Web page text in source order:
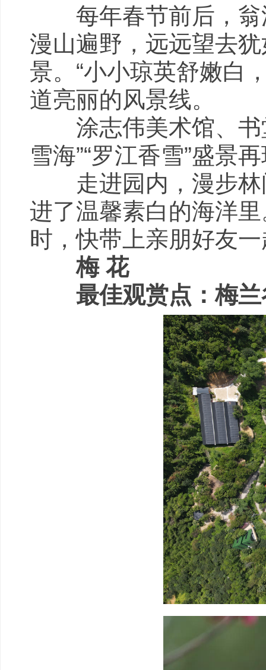
每年春节前后，翁
漫山遍野，远远望去
景。“小小琼英舒嫩白
道亮丽的风景线。
涂志伟美术馆、书
雪海”“罗江香雪”盛景
走进园内，漫步林
进了温馨素白的海洋
时，快带上亲朋好友
梅 花
最佳观赏点：梅